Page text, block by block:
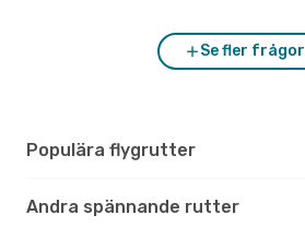
Se fler frågor
Populära flygrutter
Andra spännande rutter